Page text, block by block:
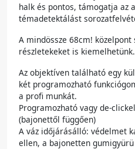
halk és pontos, támogatja az
témadetektálást
A mindössze 68cm!
részletekeket is kiemelhetünk.
Az objektíven található egy
két programozható
a profi munkát.
Programozható vagy de-
(bajonettől függően)
A váz időjárásálló: védelmet
ellen, a bajonetten